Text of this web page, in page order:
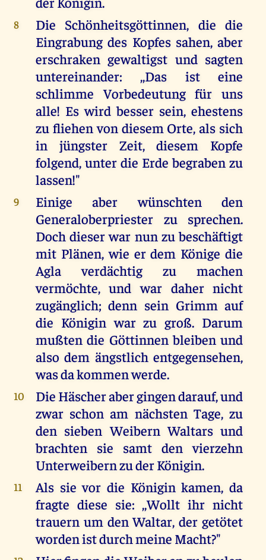
8
Die Schönheitsgöttinnen, die die
Eingrabung des Kopfes sahen, aber
erschraken gewaltigst und sagten
untereinander: ,,Das ist eine
schlimme Vorbedeutung für uns
alle! Es wird besser sein, ehestens
zu fliehen von diesem Orte, als sich
in jüngster Zeit, diesem Kopfe
folgend, unter die Erde begraben zu
lassen!"
9
Einige aber wünschten den
Generaloberpriester zu sprechen.
Doch dieser war nun zu beschäftigt
mit Plänen, wie er dem Könige die
Agla verdächtig zu machen
vermöchte, und war daher nicht
zugänglich; denn sein Grimm auf
die Königin war zu groß. Darum
mußten die Göttinnen bleiben und
also dem ängstlich entgegensehen,
was da kommen werde.
10
Die Häscher aber gingen darauf, und
zwar schon am nächsten Tage, zu
den sieben Weibern Waltars und
brachten sie samt den vierzehn
Unterweibern zu der Königin.
11
Als sie vor die Königin kamen, da
fragte diese sie: ,,Wollt ihr nicht
trauern um den Waltar, der getötet
worden ist durch meine Macht?"